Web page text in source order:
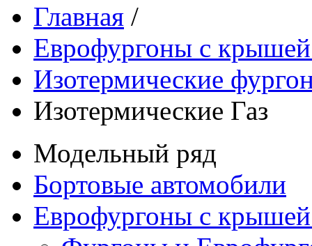
Главная /
Еврофургоны с
Изотермические
Изотермические Газ
Модельный ряд
Бортовые автомобили
Еврофургоны с